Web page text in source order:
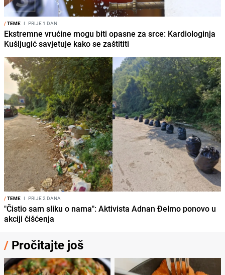
/TEME I PRIJE 1 DAN
Ekstremne vrućine mogu biti opasne za srce: Kardiologinja
Kušljugić savjetuje kako se zaštititi
/TEME I PRIJE 2 DANA
"Čistio sam sliku o nama": Aktivista Adnan Đelmo ponovo u
akciji čišćenja
/ Pročitajte još